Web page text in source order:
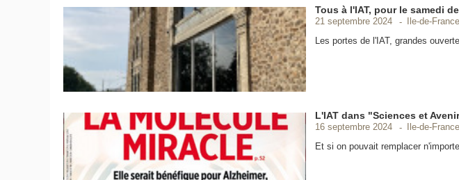
Tous à l'IAT, pour le samedi
21 septembre 2024
Ile-de-
Les portes de l'IAT, grandes
L'IAT dans "Sciences et
16 septembre 2024
Ile-de-
Et si on pouvait remplacer